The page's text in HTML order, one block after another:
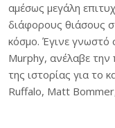
αμέσως μεγάλη
διάφορους θιάσους
κόσμο. Έγινε γνωστό
Murphy, ανέλαβε την
της ιστορίας για το
Ruffalo, Matt